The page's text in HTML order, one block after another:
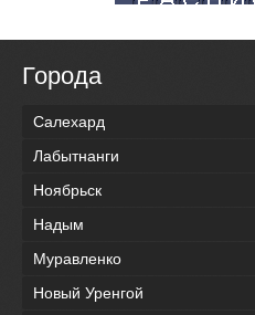
Города
Салехард
Лабытнанги
Ноябрьск
Надым
Муравленко
Новый Уренгой